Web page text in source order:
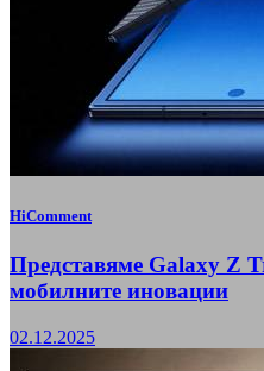
HiComment
Представяме Galaxy Z
мобилните иновации
02.12.2025